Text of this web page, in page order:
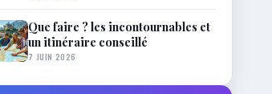
Que faire ? les incontournables et
un itinéraire conseillé
7 JUIN 2026